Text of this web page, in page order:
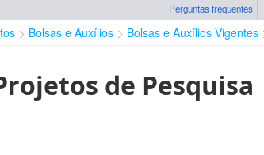
Perguntas frequentes
Bolsas e Auxílios Bolsas e Auxílios Vigentes
de Pesquisa